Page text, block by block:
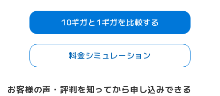
10ギガと1ギガを比較する
料金シミュレーション
お客様の声・評判を知ってから申し込みできる